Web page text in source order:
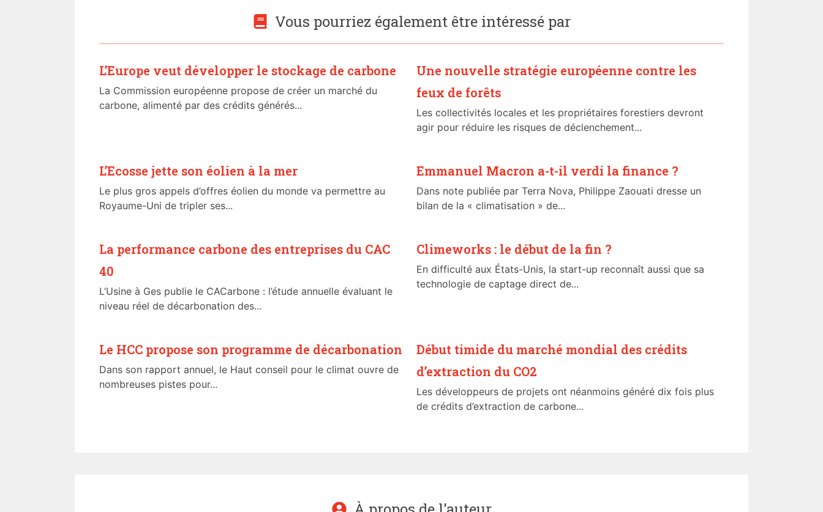
Vous pourriez également être intéressé par
L’Europe veut développer le stockage de carbone
La Commission européenne propose de créer un marché du
carbone, alimenté par des crédits générés...
Une nouvelle stratégie européenne contre les
feux de forêts
Les collectivités locales et les propriétaires forestiers devront
agir pour réduire les risques de déclenchement...
L’Ecosse jette son éolien à la mer
Le plus gros appels d’offres éolien du monde va permettre au
Royaume-Uni de tripler ses...
Emmanuel Macron a-t-il verdi la finance ?
Dans note publiée par Terra Nova, Philippe Zaouati dresse un
bilan de la « climatisation » de...
La performance carbone des entreprises du CAC
40
L’Usine à Ges publie le CACarbone : l’étude annuelle évaluant le
niveau réel de décarbonation des...
Climeworks : le début de la fin ?
En difficulté aux États-Unis, la start-up reconnaît aussi que sa
technologie de captage direct de...
Le HCC propose son programme de décarbonation
Dans son rapport annuel, le Haut conseil pour le climat ouvre de
nombreuses pistes pour...
Début timide du marché mondial des crédits
d’extraction du CO2
Les développeurs de projets ont néanmoins généré dix fois plus
de crédits d’extraction de carbone...